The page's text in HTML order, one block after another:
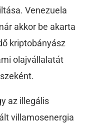
Venezuela
akkor be akarta
kriptobányász
olajvállalatát
az illegális
villamosenergia